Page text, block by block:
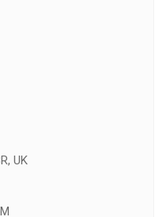
UK